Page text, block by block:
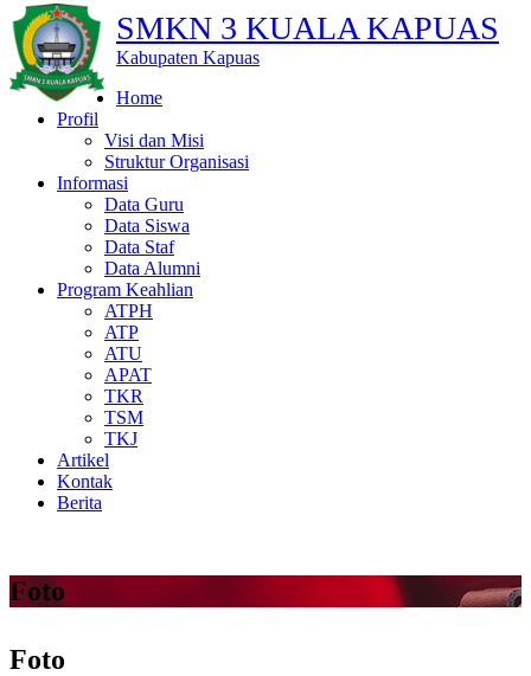
SMKN 3 KUALA KAPUAS
Kabupaten Kapuas
Home
Profil
Visi dan Misi
Struktur Organisasi
Informasi
Data Guru
Data Siswa
Data Staf
Data Alumni
Program Keahlian
ATPH
ATP
ATU
APAT
TKR
TSM
TKJ
Artikel
Kontak
Berita
Foto
Foto